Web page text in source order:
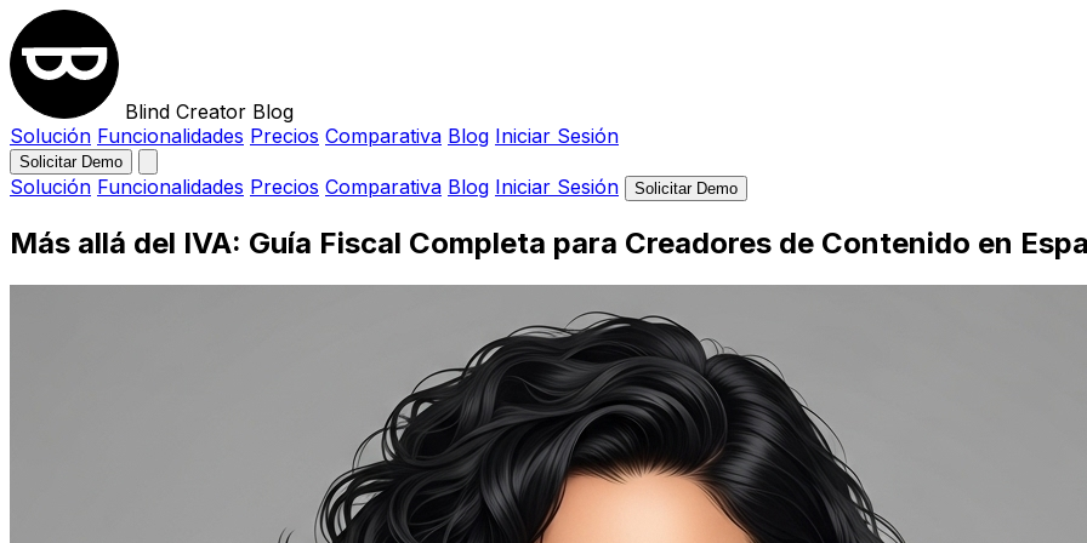
Blind Creator Blog
Solución Funcionalidades Precios Comparativa Blog Iniciar Sesión
Solicitar Demo
Solución Funcionalidades Precios Comparativa Blog Iniciar Sesión Solicitar Demo
Más allá del IVA: Guía Fiscal Completa para Creadores de Contenido en